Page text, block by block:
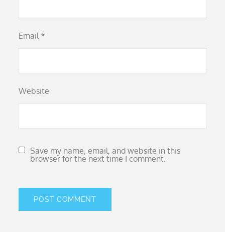
Email *
Website
Save my name, email, and website in this
browser for the next time I comment.